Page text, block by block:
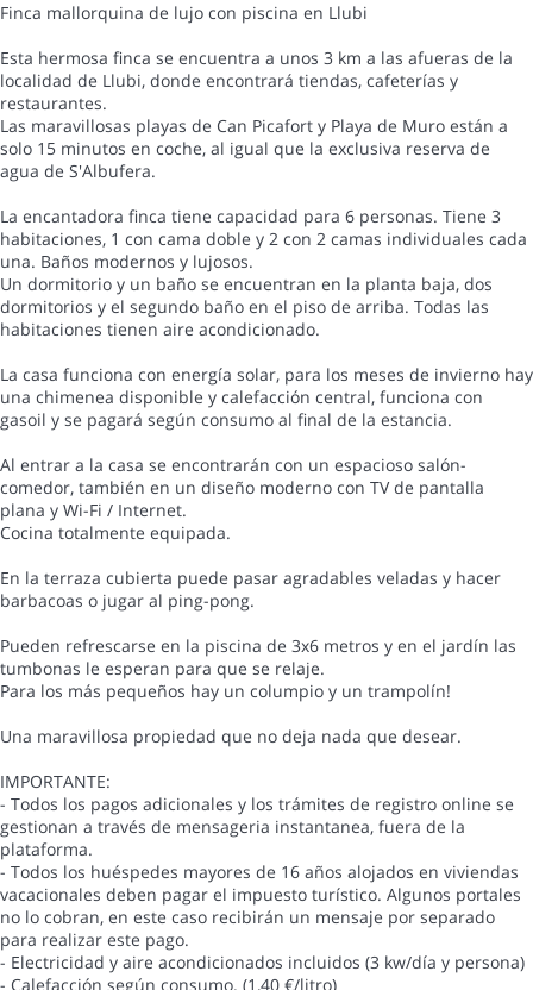
Finca mallorquina de lujo con piscina en Llubi
Esta hermosa finca se encuentra a unos 3 km a las afueras de la
localidad de Llubi, donde encontrará tiendas, cafeterías y
restaurantes.
Las maravillosas playas de Can Picafort y Playa de Muro están a
solo 15 minutos en coche, al igual que la exclusiva reserva de
agua de S'Albufera.
La encantadora finca tiene capacidad para 6 personas. Tiene 3
habitaciones, 1 con cama doble y 2 con 2 camas individuales cada
una. Baños modernos y lujosos.
Un dormitorio y un baño se encuentran en la planta baja, dos
dormitorios y el segundo baño en el piso de arriba. Todas las
habitaciones tienen aire acondicionado.
La casa funciona con energía solar, para los meses de invierno hay
una chimenea disponible y calefacción central, funciona con
gasoil y se pagará según consumo al final de la estancia.
Al entrar a la casa se encontrarán con un espacioso salón-
comedor, también en un diseño moderno con TV de pantalla
plana y Wi-Fi / Internet.
Cocina totalmente equipada.
En la terraza cubierta puede pasar agradables veladas y hacer
barbacoas o jugar al ping-pong.
Pueden refrescarse en la piscina de 3x6 metros y en el jardín las
tumbonas le esperan para que se relaje.
Para los más pequeños hay un columpio y un trampolín!
Una maravillosa propiedad que no deja nada que desear.
IMPORTANTE:
- Todos los pagos adicionales y los trámites de registro online se
gestionan a través de mensageria instantanea, fuera de la
plataforma.
- Todos los huéspedes mayores de 16 años alojados en viviendas
vacacionales deben pagar el impuesto turístico. Algunos portales
no lo cobran, en este caso recibirán un mensaje por separado
para realizar este pago.
- Electricidad y aire acondicionados incluidos (3 kw/día y persona)
- Calefacción según consumo. (1,40 €/litro)